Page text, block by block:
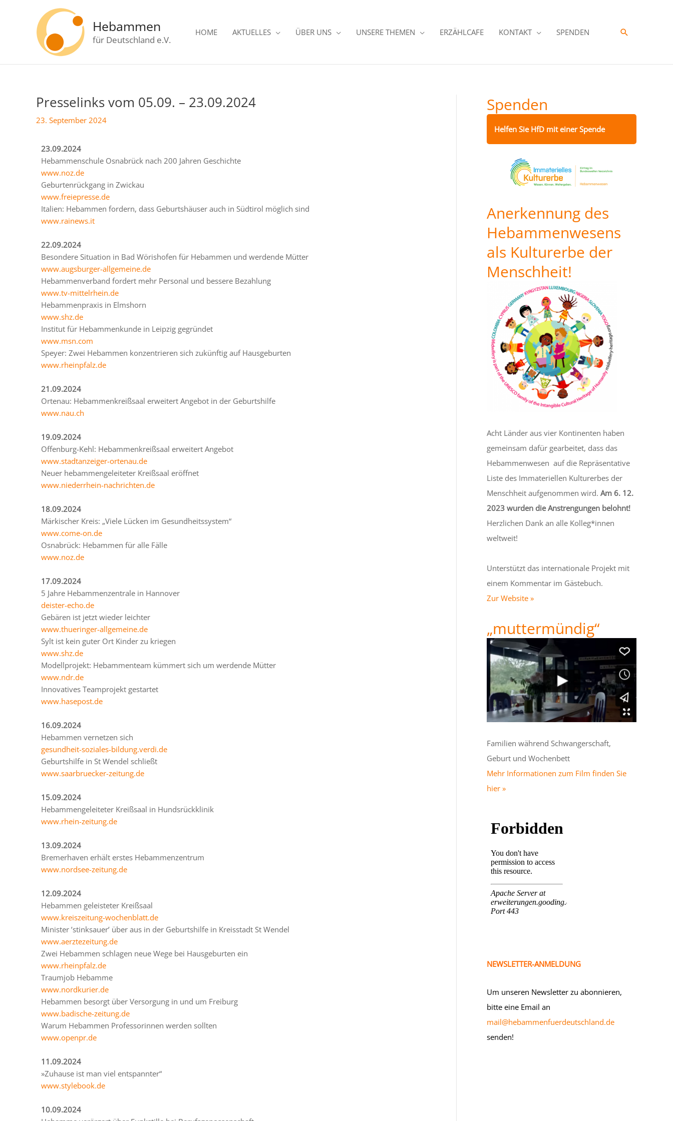
Hebammen
für Deutschland e.V.
HOME AKTUELLES ÜBER UNS UNSERE THEMEN ERZÄHLCAFE KONTAKT SPENDEN Suche
Presselinks vom 05.09. – 23.09.2024
23. September 2024
23.09.2024
Hebammenschule Osnabrück nach 200 Jahren Geschichte
www.noz.de
Geburtenrückgang in Zwickau
www.freiepresse.de
Italien: Hebammen fordern, dass Geburtshäuser auch in Südtirol möglich sind
www.rainews.it
22.09.2024
Besondere Situation in Bad Wörishofen für Hebammen und werdende Mütter
www.augsburger-allgemeine.de
Hebammenverband fordert mehr Personal und bessere Bezahlung
www.tv-mittelrhein.de
Hebammenpraxis in Elmshorn
www.shz.de
Institut für Hebammenkunde in Leipzig gegründet
www.msn.com
Speyer: Zwei Hebammen konzentrieren sich zukünftig auf Hausgeburten
www.rheinpfalz.de
21.09.2024
Ortenau: Hebammenkreißsaal erweitert Angebot in der Geburtshilfe
www.nau.ch
19.09.2024
Offenburg-Kehl: Hebammenkreißsaal erweitert Angebot
www.stadtanzeiger-ortenau.de
Neuer hebammengeleiteter Kreißsaal eröffnet
www.niederrhein-nachrichten.de
18.09.2024
Märkischer Kreis: „Viele Lücken im Gesundheitssystem“
www.come-on.de
Osnabrück: Hebammen für alle Fälle
www.noz.de
17.09.2024
5 Jahre Hebammenzentrale in Hannover
deister-echo.de
Gebären ist jetzt wieder leichter
www.thueringer-allgemeine.de
Sylt ist kein guter Ort Kinder zu kriegen
www.shz.de
Modellprojekt: Hebammenteam kümmert sich um werdende Mütter
www.ndr.de
Innovatives Teamprojekt gestartet
www.hasepost.de
16.09.2024
Hebammen vernetzen sich
gesundheit-soziales-bildung.verdi.de
Geburtshilfe in St Wendel schließt
www.saarbruecker-zeitung.de
15.09.2024
Hebammengeleiteter Kreißsaal in Hundsrückklinik
www.rhein-zeitung.de
13.09.2024
Bremerhaven erhält erstes Hebammenzentrum
www.nordsee-zeitung.de
12.09.2024
Hebammen geleisteter Kreißsaal
www.kreiszeitung-wochenblatt.de
Minister ’stinksauer’ über aus in der Geburtshilfe in Kreisstadt St Wendel
www.aerztezeitung.de
Zwei Hebammen schlagen neue Wege bei Hausgeburten ein
www.rheinpfalz.de
Traumjob Hebamme
www.nordkurier.de
Hebammen besorgt über Versorgung in und um Freiburg
www.badische-zeitung.de
Warum Hebammen Professorinnen werden sollten
www.openpr.de
11.09.2024
»Zuhause ist man viel entspannter“
www.stylebook.de
10.09.2024
Beitragsnavigation Spenden
Helfen Sie HfD mit einer Spende
Anerkennung des
Hebammenwesens
als Kulturerbe der
Menschheit!
Acht Länder aus vier Kontinenten haben
gemeinsam dafür gearbeitet, dass das
Hebammenwesen auf die Repräsentative
Liste des Immateriellen Kulturerbes der
Menschheit aufgenommen wird. Am 6. 12.
2023 wurden die Anstrengungen belohnt!
Herzlichen Dank an alle Kolleg*innen
weltweit!
Unterstützt das internationale Projekt mit
einem Kommentar im Gästebuch.
Zur Website »
„muttermündig“
Familien während Schwangerschaft,
Geburt und Wochenbett
Mehr Informationen zum Film finden Sie
hier »
NEWSLETTER-ANMELDUNG
Um unseren Newsletter zu abonnieren,
bitte eine Email an
mail@hebammenfuerdeutschland.de
senden!